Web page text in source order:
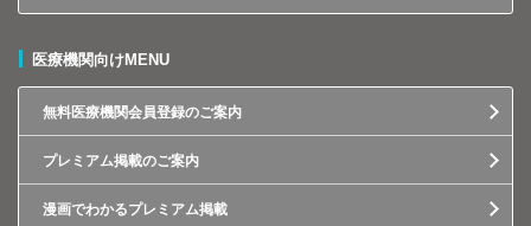
医療機関向けMENU
無料医療機関会員登録のご案内
プレミアム掲載のご案内
漫画でわかるプレミアム掲載